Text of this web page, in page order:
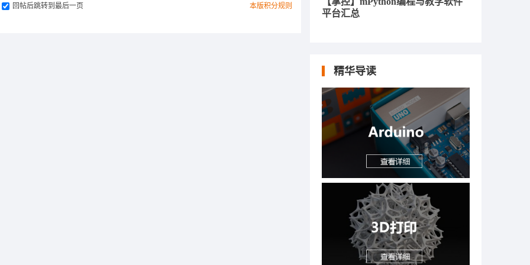
本版积分规则
回帖后跳转到最后一页
平台汇总
精华导读